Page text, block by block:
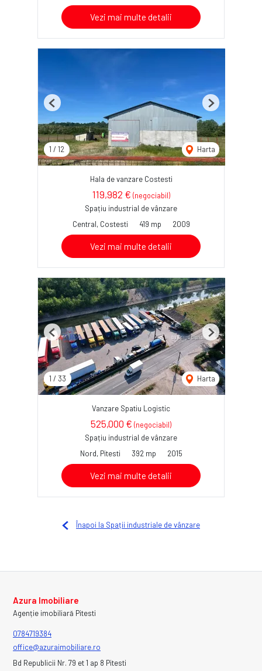
Vezi mai multe detalii
1 / 12 Harta
Previous Next
Hala de vanzare Costesti
119,982 € (negociabil)
Spațiu industrial de vânzare
Central, Costesti
419 mp 2009
Vezi mai multe detalii
1 / 33 Harta
Previous Next
Vanzare Spatiu Logistic
525,000 € (negociabil)
Spațiu industrial de vânzare
Nord, Pitesti
392 mp 2015
Vezi mai multe detalii
Înapoi la Spații industriale de vânzare
Azura Imobiliare
Agenție imobiliară Pitesti
0784719384
office@azuraimobiliare.ro
Bd Republicii Nr. 79 et 1 ap 8 Pitesti